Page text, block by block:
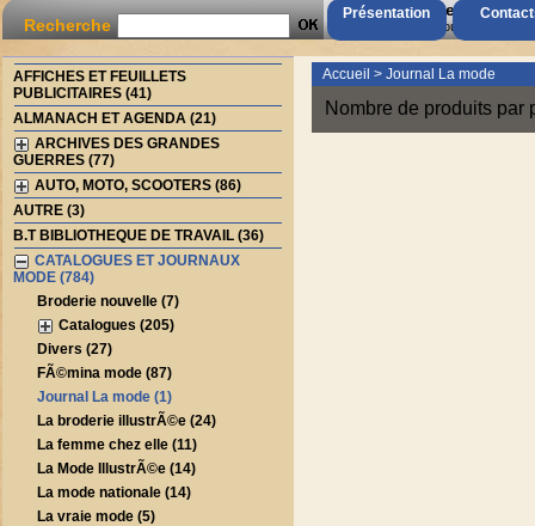
Présentation
Recherche
AccÃ¨s Client
Mot de passe oubliÃ© ?
AFFICHES ET FEUILLETS
PUBLICITAIRES (41)
ALMANACH ET AGENDA (21)
ARCHIVES DES GRANDES
GUERRES (77)
AUTO, MOTO, SCOOTERS (86)
AUTRE (3)
B.T BIBLIOTHEQUE DE TRAVAIL (36)
CATALOGUES ET JOURNAUX
MODE (784)
Broderie nouvelle (7)
Catalogues (205)
Divers (27)
FÃ©mina mode (87)
Journal La mode (1)
La broderie illustrÃ©e (24)
La femme chez elle (11)
La Mode IllustrÃ©e (14)
La mode nationale (14)
La vraie mode (5)
Accueil >Journal La mode
Nombre de produits par